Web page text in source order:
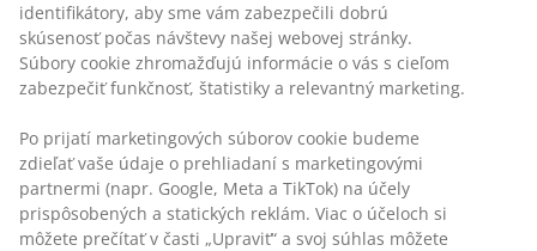
identifikátory, aby sme vám zabezpečili dobrú
skúsenosť počas návštevy našej webovej stránky.
Súbory cookie zhromažďujú informácie o vás s cieľom
zabezpečiť funkčnosť, štatistiky a relevantný marketing.
Po prijatí marketingových súborov cookie budeme
zdieľať vaše údaje o prehliadaní s marketingovými
partnermi (napr. Google, Meta a TikTok) na účely
prispôsobených a statických reklám. Viac o účeloch si
môžete prečítať v časti „Upraviť“ a svoj súhlas môžete